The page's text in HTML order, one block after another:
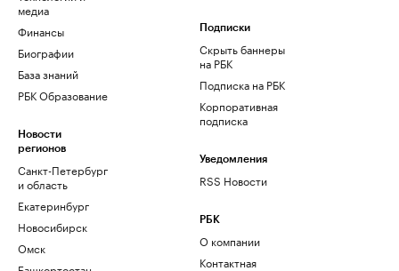
медиа
Финансы
Биографии
База знаний
РБК Образование
Новости
регионов
Санкт-Петербург
и область
Екатеринбург
Новосибирск
Омск
Подписки
Скрыть баннеры
на РБК
Подписка на РБК
Корпоративная
подписка
Уведомления
RSS Новости
РБК
О компании
Контактная